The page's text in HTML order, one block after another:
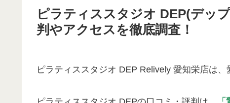
ピラティススタジオ DEP(デッ
判やアクセスを徹底調査！
ピラティススタジオ DEP Relively 愛知栄店は